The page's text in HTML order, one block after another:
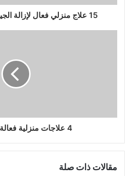
15 علاج منزلي فعال لإزالة الجير والبلاك من الأسنان
4 علاجات منزلية فعالة لالتهاب اللثة
مقالات ذات صلة